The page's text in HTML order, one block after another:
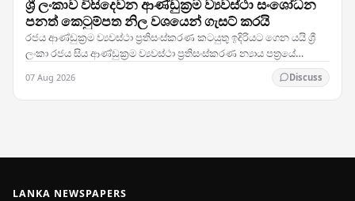
ශ්‍රී ලංකාව විසිදෙවන ආණ්ඩුක්‍රම ව්‍යවස්ථා සංශෝධන
පනත් කෙටුම්පත නිල වශයෙන් ගැසට් කරයි
රජය ආණ්ඩුක්‍රම ව්‍යවස්ථා ප්‍රතිසංස්කරණ කටයුතු ඉදිරියට ගෙන යයි ශ්‍රී
ලංකා රජය සිය ආණ්ඩුක්‍රම ව්‍යවස්ථා ප්‍රතිසංස්කරණ න්‍යාය පත්‍රයේ
07 Aug 2026 Discuss
LANKA NEWSPAPERS